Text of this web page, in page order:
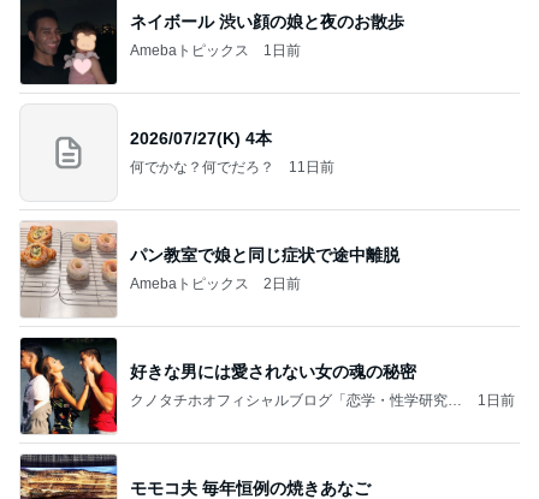
ネイボール 渋い顔の娘と夜のお散歩
Amebaトピックス 1日前
2026/07/27(K) 4本
何でかな？何でだろ？ 11日前
パン教室で娘と同じ症状で途中離脱
Amebaトピックス 2日前
好きな男には愛されない女の魂の秘密
クノタチホオフィシャルブログ「恋学・性学研究
1日前
モモコ夫 毎年恒例の焼きあなご